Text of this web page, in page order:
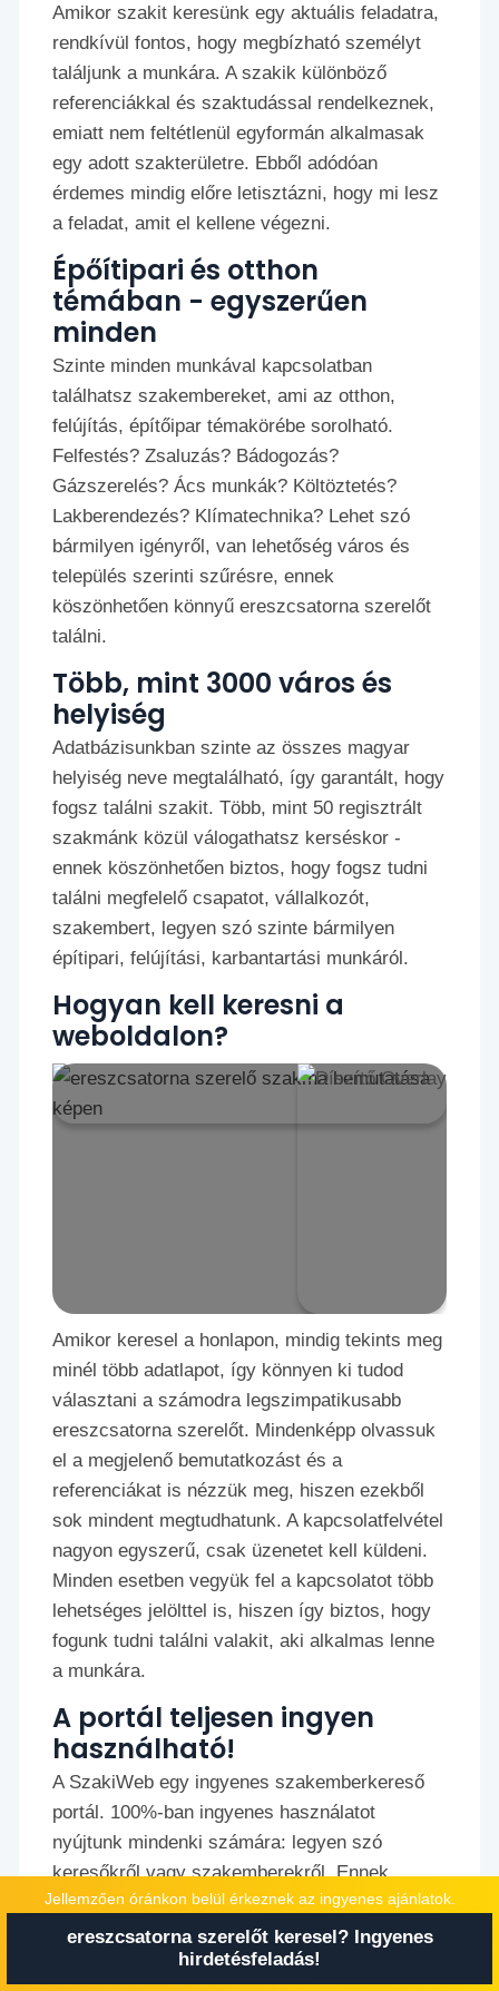
Amikor szakit keresünk egy aktuális feladatra,
rendkívül fontos, hogy megbízható személyt
találjunk a munkára. A szakik különböző
referenciákkal és szaktudással rendelkeznek,
emiatt nem feltétlenül egyformán alkalmasak
egy adott szakterületre. Ebből adódóan
érdemes mindig előre letisztázni, hogy mi lesz
a feladat, amit el kellene végezni.
Épőítipari és otthon
témában - egyszerűen
minden
Szinte minden munkával kapcsolatban
találhatsz szakembereket, ami az otthon,
felújítás, építőipar témakörébe sorolható.
Felfestés? Zsaluzás? Bádogozás?
Gázszerelés? Ács munkák? Költöztetés?
Lakberendezés? Klímatechnika? Lehet szó
bármilyen igényről, van lehetőség város és
település szerinti szűrésre, ennek
köszönhetően könnyű ereszcsatorna szerelőt
találni.
Több, mint 3000 város és
helyiség
Adatbázisunkban szinte az összes magyar
helyiség neve megtalálható, így garantált, hogy
fogsz találni szakit. Több, mint 50 regisztrált
szakmánk közül válogathatsz kerséskor -
ennek köszönhetően biztos, hogy fogsz tudni
találni megfelelő csapatot, vállalkozót,
szakembert, legyen szó szinte bármilyen
építipari, felújítási, karbantartási munkáról.
Hogyan kell keresni a
weboldalon?
Amikor keresel a honlapon, mindig tekints meg
minél több adatlapot, így könnyen ki tudod
választani a számodra legszimpatikusabb
ereszcsatorna szerelőt. Mindenképp olvassuk
el a megjelenő bemutatkozást és a
referenciákat is nézzük meg, hiszen ezekből
sok mindent megtudhatunk. A kapcsolatfelvétel
nagyon egyszerű, csak üzenetet kell küldeni.
Minden esetben vegyük fel a kapcsolatot több
lehetséges jelölttel is, hiszen így biztos, hogy
fogunk tudni találni valakit, aki alkalmas lenne
a munkára.
A portál teljesen ingyen
használható!
A SzakiWeb egy ingyenes szakemberkereső
portál. 100%-ban ingyenes használatot
nyújtunk mindenki számára: legyen szó
keresőkről vagy szakemberekről. Ennek
köszönhetően a szakik és a megrendelők
könnyedén megtalálhatják egymást.
Jellemzően óránkon belül érkeznek az ingyenes ajánlatok.
ereszcsatorna szerelőt keresel? Ingyenes
hirdetésfeladás!